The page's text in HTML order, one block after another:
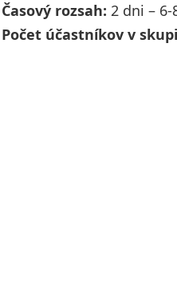
Časový rozsah: 2 dni –
Počet účastníkov v